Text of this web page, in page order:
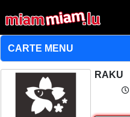
RAKU